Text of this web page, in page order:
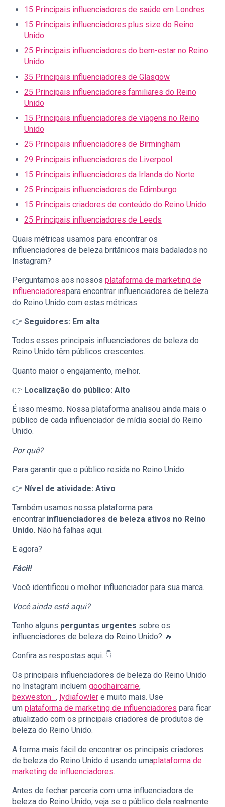
15 Principais influenciadores de saúde em Londres
15 Principais influenciadores plus size do Reino
Unido
25 Principais influenciadores do bem-estar no Reino
Unido
35 Principais influenciadores de Glasgow
25 Principais influenciadores familiares do Reino
Unido
15 Principais influenciadores de viagens no Reino
Unido
25 Principais influenciadores de Birmingham
29 Principais influenciadores de Liverpool
15 Principais influenciadores da Irlanda do Norte
25 Principais influenciadores de Edimburgo
15 Principais criadores de conteúdo do Reino Unido
25 Principais influenciadores de Leeds
Quais métricas usamos para encontrar os
influenciadores de beleza britânicos mais badalados no
Instagram?
Perguntamos aos nossos plataforma de marketing de
influenciadorespara encontrar influenciadores de beleza
do Reino Unido com estas métricas:
👉 Seguidores: Em alta
Todos esses principais influenciadores de beleza do
Reino Unido têm públicos crescentes.
Quanto maior o engajamento, melhor.
👉 Localização do público: Alto
É isso mesmo. Nossa plataforma analisou ainda mais o
público de cada influenciador de mídia social do Reino
Unido.
Por quê?
Para garantir que o público resida no Reino Unido.
👉 Nível de atividade: Ativo
Também usamos nossa plataforma para
encontrar influenciadores de beleza ativos no Reino
Unido. Não há falhas aqui.
E agora?
Fácil!
Você identificou o melhor influenciador para sua marca.
Você ainda está aqui?
Tenho alguns perguntas urgentes sobre os
influenciadores de beleza do Reino Unido? 🔥
Confira as respostas aqui. 👇
Os principais influenciadores de beleza do Reino Unido
no Instagram incluem goodhaircarrie,
bexweston_ , lydiafowler e muito mais. Use
um plataforma de marketing de influenciadores para ficar
atualizado com os principais criadores de produtos de
beleza do Reino Unido.
A forma mais fácil de encontrar os principais criadores
de beleza do Reino Unido é usando umaplataforma de
marketing de influenciadores.
Antes de fechar parceria com uma influenciadora de
beleza do Reino Unido, veja se o público dela realmente